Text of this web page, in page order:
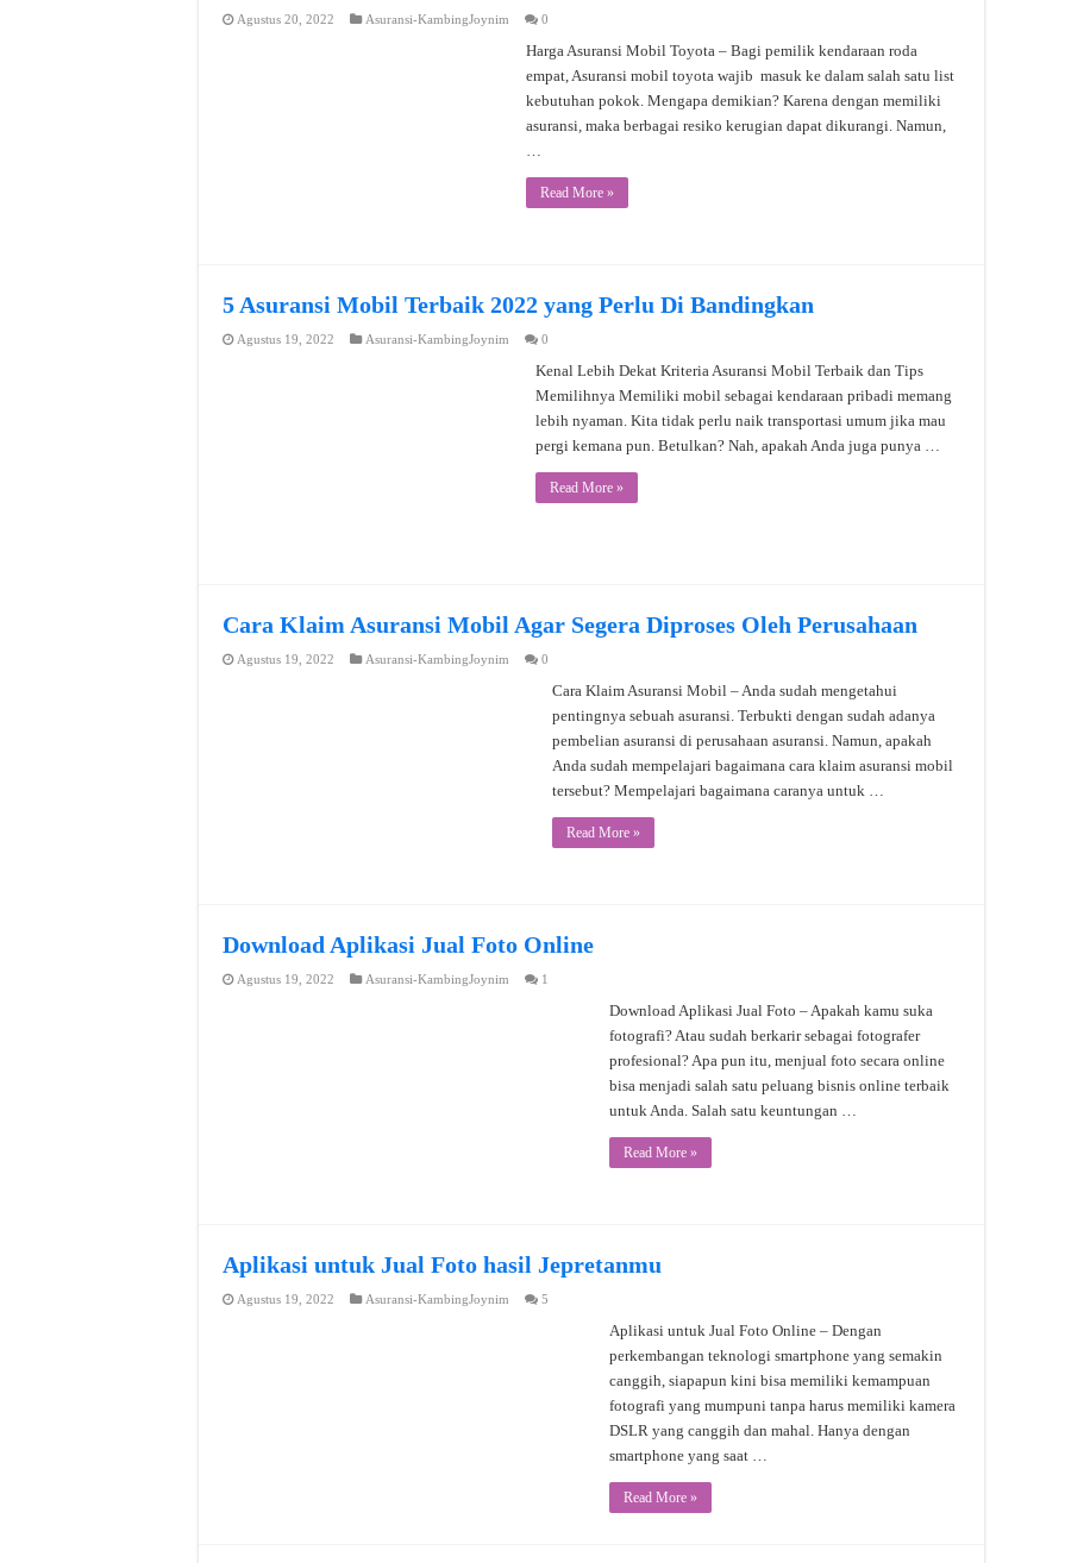
Agustus 20, 2022 Asuransi-KambingJoynim 0
Harga Asuransi Mobil Toyota – Bagi pemilik kendaraan roda
empat, Asuransi mobil toyota wajib masuk ke dalam salah satu list
kebutuhan pokok. Mengapa demikian? Karena dengan memiliki
asuransi, maka berbagai resiko kerugian dapat dikurangi. Namun,
…
Read More »
5 Asuransi Mobil Terbaik 2022 yang Perlu Di Bandingkan
Agustus 19, 2022 Asuransi-KambingJoynim 0
Kenal Lebih Dekat Kriteria Asuransi Mobil Terbaik dan Tips
Memilihnya Memiliki mobil sebagai kendaraan pribadi memang
lebih nyaman. Kita tidak perlu naik transportasi umum jika mau
pergi kemana pun. Betulkan? Nah, apakah Anda juga punya …
Read More »
Cara Klaim Asuransi Mobil Agar Segera Diproses Oleh Perusahaan
Agustus 19, 2022 Asuransi-KambingJoynim 0
Cara Klaim Asuransi Mobil – Anda sudah mengetahui
pentingnya sebuah asuransi. Terbukti dengan sudah adanya
pembelian asuransi di perusahaan asuransi. Namun, apakah
Anda sudah mempelajari bagaimana cara klaim asuransi mobil
tersebut? Mempelajari bagaimana caranya untuk …
Read More »
Download Aplikasi Jual Foto Online
Agustus 19, 2022 Asuransi-KambingJoynim 1
Download Aplikasi Jual Foto – Apakah kamu suka
fotografi? Atau sudah berkarir sebagai fotografer
profesional? Apa pun itu, menjual foto secara online
bisa menjadi salah satu peluang bisnis online terbaik
untuk Anda. Salah satu keuntungan …
Read More »
Aplikasi untuk Jual Foto hasil Jepretanmu
Agustus 19, 2022 Asuransi-KambingJoynim 5
Aplikasi untuk Jual Foto Online – Dengan
perkembangan teknologi smartphone yang semakin
canggih, siapapun kini bisa memiliki kemampuan
fotografi yang mumpuni tanpa harus memiliki kamera
DSLR yang canggih dan mahal. Hanya dengan
smartphone yang saat …
Read More »